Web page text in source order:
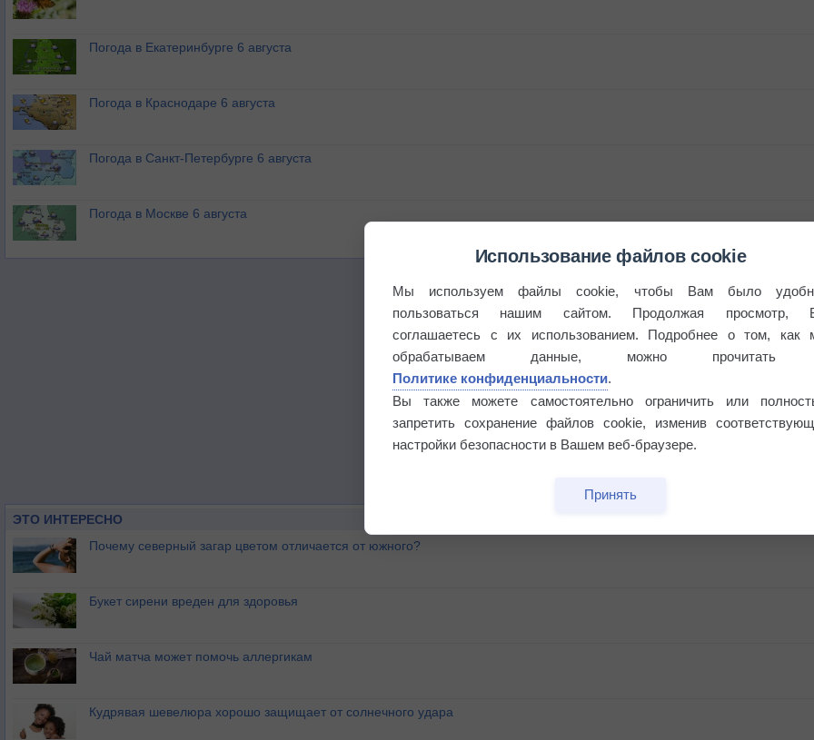
Погода в Екатеринбурге 6 августа
Погода в Краснодаре 6 августа
Погода в Санкт-Петербурге 6 августа
Погода в Москве 6 августа
ЭТО ИНТЕРЕСНО
Почему северный загар цветом отличается от южного?
Букет сирени вреден для здоровья
Чай матча может помочь аллергикам
Кудрявая шевелюра хорошо защищает от солнечного удара
Использование файлов cookie
Мы используем файлы cookie, чтобы Вам было
пользоваться нашим сайтом. Продолжая просмотр,
соглашаетесь с их использованием. Подробнее о том, как
обрабатываем данные, можно прочитать
Политике конфиденциальности.
Вы также можете самостоятельно ограничить или
запретить сохранение файлов cookie, изменив
настройки безопасности в Вашем веб-браузере.
Принять